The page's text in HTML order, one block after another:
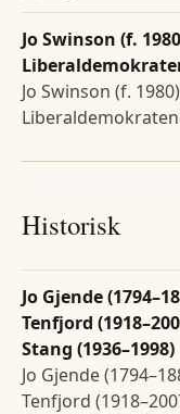
Jo Swinson (f.
Jo Swinson (f.
Historisk
Jo Gjende
Tenfjord
Stang (1936–1998)
Jo Gjende
Tenfjord